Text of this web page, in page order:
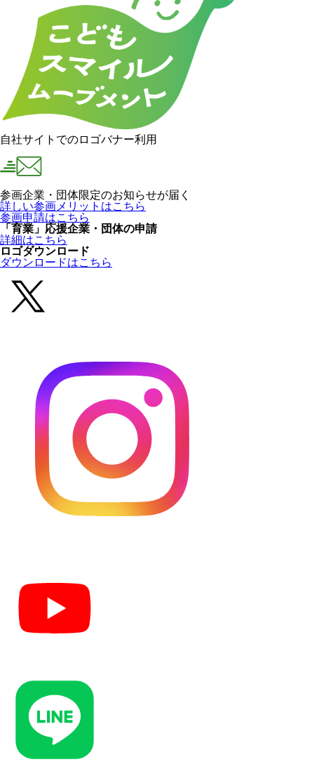
自社サイトでのロゴバナー利用
参画企業・団体限定のお知らせが届く
詳しい参画メリットはこちら
参画申請はこちら
「育業」応援企業・団体の申請
詳細はこちら
ロゴダウンロード
ダウンロードはこちら